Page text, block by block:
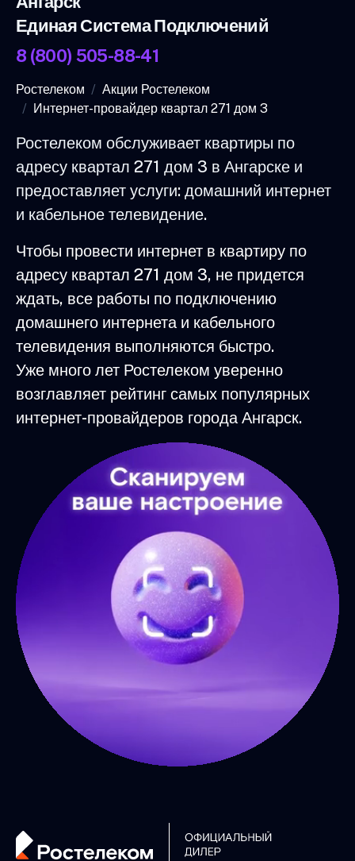
Единая Система Подключений
8 (800) 505-88-41
Ростелеком
Акции Ростелеком
Интернет-провайдер квартал 271 дом 3
Ростелеком обслуживает квартиры по
адресу квартал 271 дом 3 в Ангарске и
предоставляет услуги: домашний интернет
и кабельное телевидение.
Чтобы провести интернет в квартиру по
адресу квартал 271 дом 3, не придется
ждать, все работы по подключению
домашнего интернета и кабельного
телевидения выполняются быстро.
Уже много лет Ростелеком уверенно
возглавляет рейтинг самых популярных
интернет-провайдеров города Ангарск.